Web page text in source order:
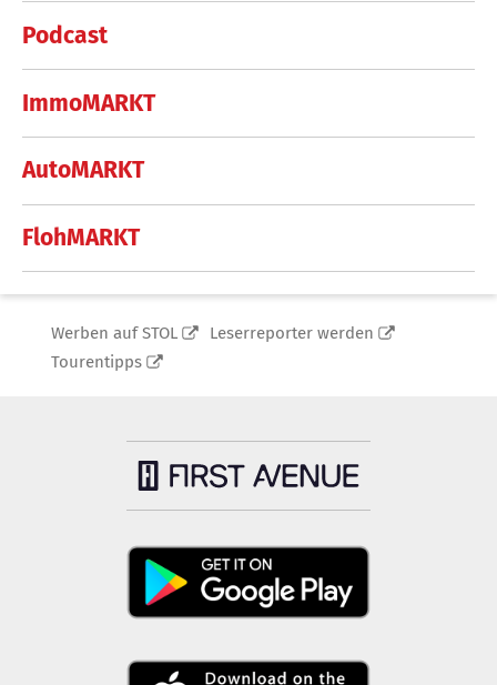
Podcast
ImmoMARKT
AutoMARKT
FlohMARKT
Werben auf STOL
Leserreporter werden
Tourentipps